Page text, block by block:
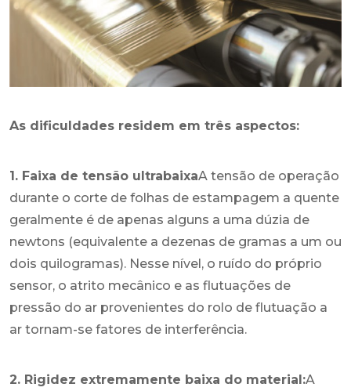
As dificuldades residem em três aspectos:
1. Faixa de tensão ultrabaixaA tensão de operação
durante o corte de folhas de estampagem a quente
geralmente é de apenas alguns a uma dúzia de
newtons (equivalente a dezenas de gramas a um ou
dois quilogramas). Nesse nível, o ruído do próprio
sensor, o atrito mecânico e as flutuações de
pressão do ar provenientes do rolo de flutuação a
ar tornam-se fatores de interferência.
2. Rigidez extremamente baixa do material:A